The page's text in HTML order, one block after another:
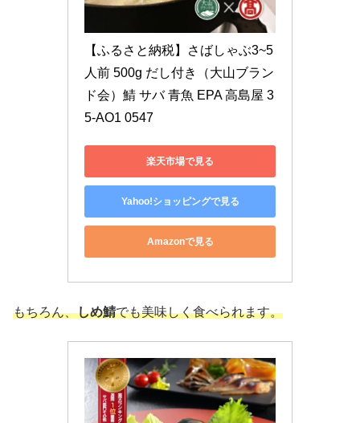
【ふるさと納税】さばしゃぶ3~5
人前 500g だし付き（大山ブラン
ド会）鯖 サバ 青魚 EPA 高島屋 3
5-AO1 0547
楽天市場で見る
Yahoo!ショッピングで見る
Amazonで見る
もちろん、しめ鯖でも美味しく食べられます。